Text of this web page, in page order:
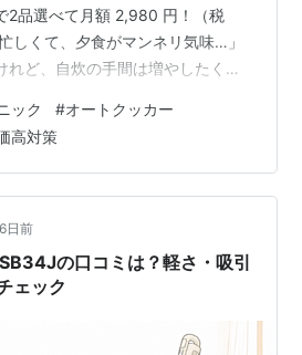
2品選べて月額 2,980 円！（税
しくて、夕食がマンネリ気味…」
れど、自炊の手間は増やしたくな
持ちではありませんか？ 今年も
れているのが、自炊の質を劇的
ルコストを抑えるスマート家電と
という方法です。特にパナソニッ
トクッカー ビストロは、業界最高
、安い食材…
ック #オートクッカー
高対策
6日前
の口コミは？軽さ・吸引
ェック